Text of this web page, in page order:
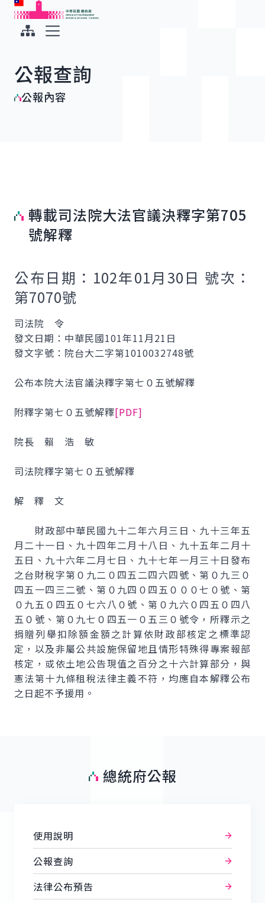
跳到主要內容
中華民國總統府
公報查詢
公報內容
轉載司法院大法官議決釋字第705
號解釋
公布日期：102年01月30日 號次：
第7070號
司法院 令
發文日期：中華民國101年11月21日
發文字號：院台大二字第1010032748號
公布本院大法官議決釋字第七０五號解釋
附釋字第七０五號解釋[PDF]
院長 賴 浩 敏
司法院釋字第七０五號解釋
解 釋 文
財政部中華民國九十二年六月三日、九十三年五
月二十一日、九十四年二月十八日、九十五年二月十
五日、九十六年二月七日、九十七年一月三十日發布
之台財稅字第０九二０四五二四六四號、第０九三０
四五一四三二號、第０九四０四五０００七０號、第
０九五０四五０七六八０號、第０九六０四五０四八
五０號、第０九七０四五一０五三０號令，所釋示之
捐贈列舉扣除額金額之計算依財政部核定之標準認
定，以及非屬公共設施保留地且情形特殊得專案報部
核定，或依土地公告現值之百分之十六計算部分，與
憲法第十九條租稅法律主義不符，均應自本解釋公布
之日起不予援用。
總統府公報
使用說明
公報查詢
法律公布預告